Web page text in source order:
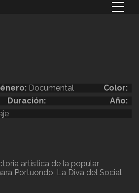
Documental
Color:
Duración:
Año:
artística de la popular
Portuondo, La Diva del Social